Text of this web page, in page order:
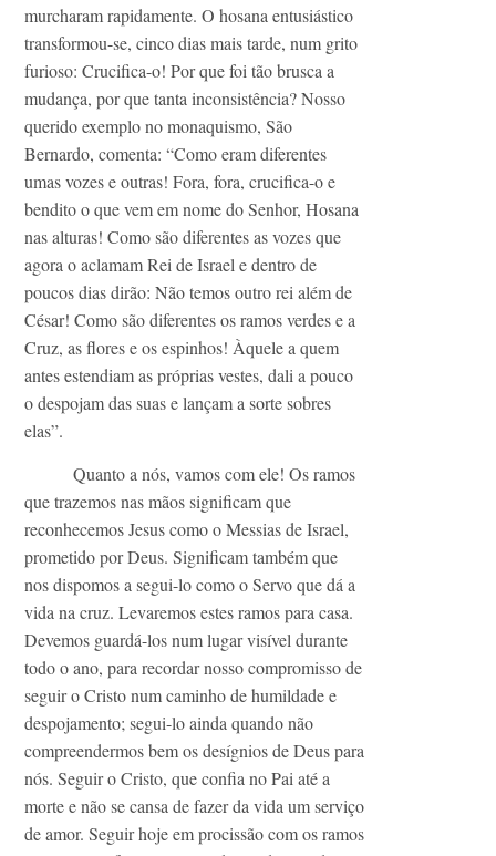
murcharam rapidamente. O hosana entusiástico
transformou-se, cinco dias mais tarde, num grito
furioso: Crucifica-o! Por que foi tão brusca a
mudança, por que tanta inconsistência? Nosso
querido exemplo no monaquismo, São
Bernardo, comenta: “Como eram diferentes
umas vozes e outras! Fora, fora, crucifica-o e
bendito o que vem em nome do Senhor, Hosana
nas alturas! Como são diferentes as vozes que
agora o aclamam Rei de Israel e dentro de
poucos dias dirão: Não temos outro rei além de
César! Como são diferentes os ramos verdes e a
Cruz, as flores e os espinhos! Àquele a quem
antes estendiam as próprias vestes, dali a pouco
o despojam das suas e lançam a sorte sobres
elas”.
Quanto a nós, vamos com ele! Os ramos
que trazemos nas mãos significam que
reconhecemos Jesus como o Messias de Israel,
prometido por Deus. Significam também que
nos dispomos a segui-lo como o Servo que dá a
vida na cruz. Levaremos estes ramos para casa.
Devemos guardá-los num lugar visível durante
todo o ano, para recordar nosso compromisso de
seguir o Cristo num caminho de humildade e
despojamento; segui-lo ainda quando não
compreendermos bem os desígnios de Deus para
nós. Seguir o Cristo, que confia no Pai até a
morte e não se cansa de fazer da vida um serviço
de amor. Seguir hoje em procissão com os ramos